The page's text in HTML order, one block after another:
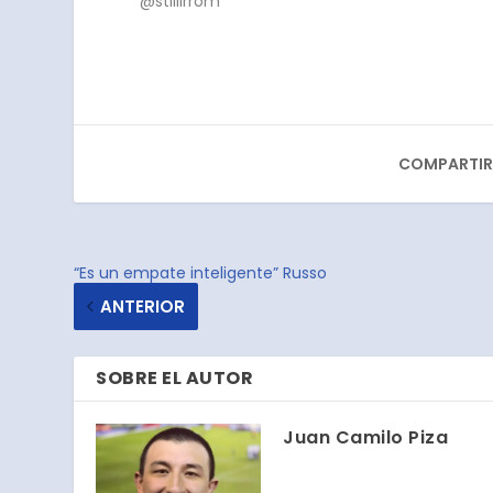
“Es un empate inteligente” Russo
ANTERIOR
SOBRE EL AUTOR
Juan Camilo Piza